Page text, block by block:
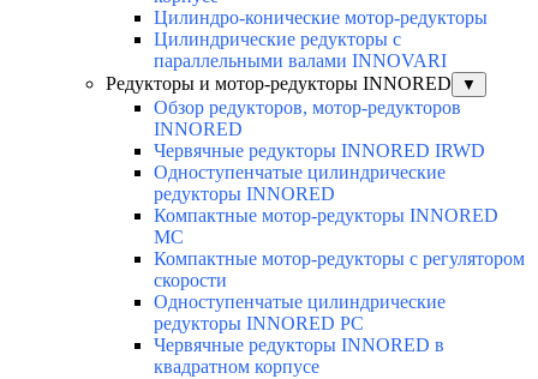
Цилиндро-конические мотор-редукторы
Цилиндрические редукторы с
параллельными валами INNOVARI
Редукторы и мотор-редукторы INNORED
▼
Обзор редукторов, мотор-редукторов
INNORED
Червячные редукторы INNORED IRWD
Одноступенчатые цилиндрические
редукторы INNORED
Компактные мотор-редукторы INNORED
MC
Компактные мотор-редукторы с регулятором
скорости
Одноступенчатые цилиндрические
редукторы INNORED PC
Червячные редукторы INNORED в
квадратном корпусе